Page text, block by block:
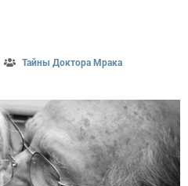
Тайны Доктора Мрака